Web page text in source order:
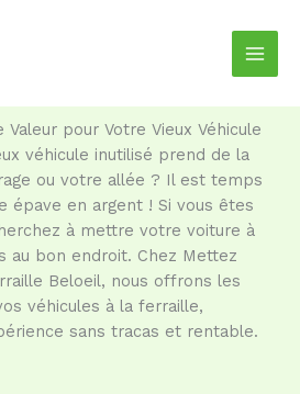
pour Votre Vieux Véhicule
véhicule inutilisé prend de la
ou votre allée ? Il est temps
épave en argent ! Si vous êtes
à mettre votre voiture à
au bon endroit. Chez Mettez
Beloeil, nous offrons les
véhicules à la ferraille,
sans tracas et rentable.